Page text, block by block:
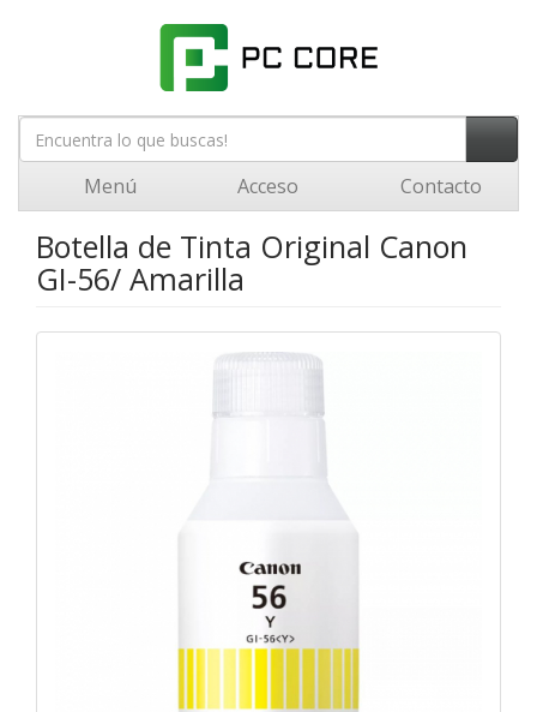
Menú Acceso Contacto
Botella de Tinta Original Canon
GI-56/ Amarilla